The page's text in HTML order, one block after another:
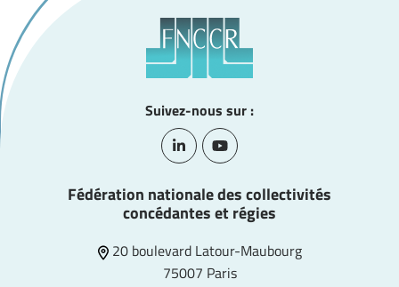
Suivez-nous sur :
Lien vers le compte Linkedin
Lien vers la chaîne Youtube
Fédération nationale des collectivités
concédantes et régies
20 boulevard Latour-Maubourg
75007 Paris